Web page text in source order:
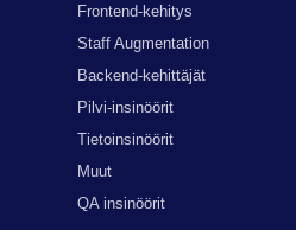
Frontend-kehitys
Staff Augmentation
Backend-kehittäjät
Pilvi-insinöörit
Tietoinsinöörit
Muut
QA insinöörit